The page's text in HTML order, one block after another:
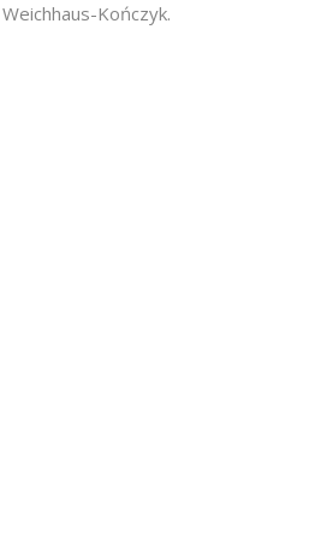
Kończyk.